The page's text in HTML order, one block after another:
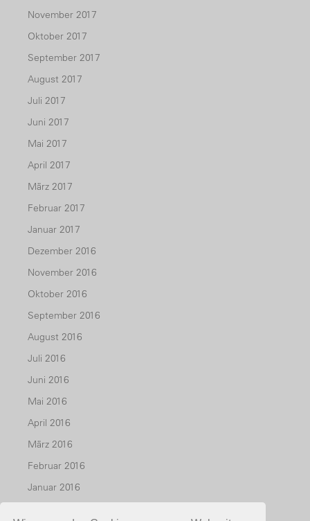
November 2017
Oktober 2017
September 2017
August 2017
Juli 2017
Juni 2017
Mai 2017
April 2017
März 2017
Februar 2017
Januar 2017
Dezember 2016
November 2016
Oktober 2016
September 2016
August 2016
Juli 2016
Juni 2016
Mai 2016
April 2016
März 2016
Februar 2016
Januar 2016